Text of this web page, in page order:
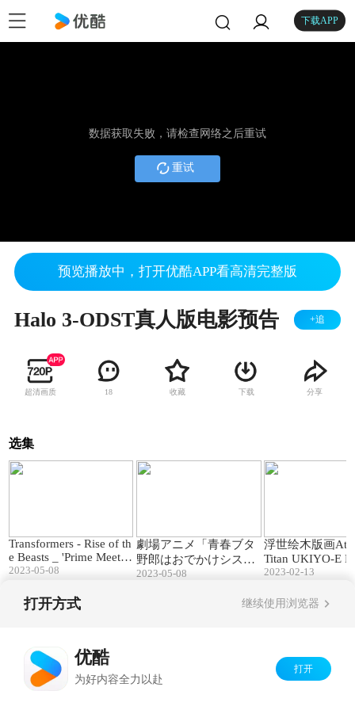
下载APP
数据获取失败，请检查网络之后重试
重试
预览播放中，打开优酷APP看高清完整版
Halo 3-ODST真人版电影预告 +追
超清画质 18 收藏 下载 分享
选集
Transformers - Rise of th
e Beasts _ 'Prime Meets
Primal' Clip (2023 Movi
2023-05-08
劇場アニメ「青春ブタ
野郎はおでかけシスタ
ーの夢を見ない」本予
2023-05-08
浮世绘木版画
Titan UKIYO-E
2023-02-13
打开方式 继续使用浏览器
优酷
为好内容全力以赴
打开